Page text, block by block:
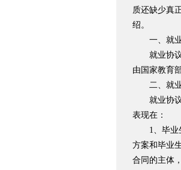
质还缺少真
绍。
一、就业
就业协议
由国家教育
二、就业
就业协议
表现在：
1、毕业生
方案和毕业
合同的主体